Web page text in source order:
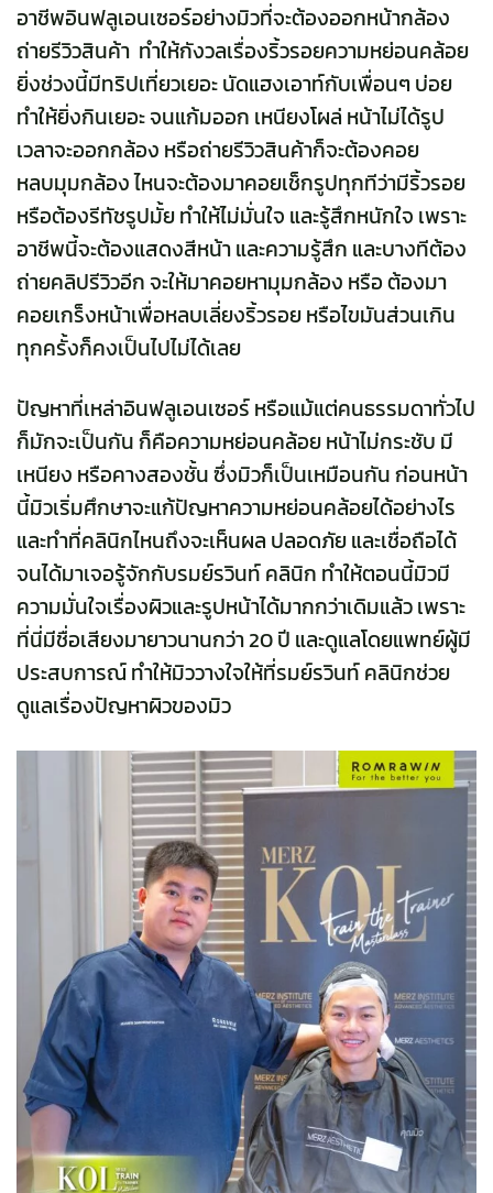
อาชีพอินฟลูเอนเซอร์อย่างมิวที่จะต้องออกหน้ากล้อง
ถ่ายรีวิวสินค้า ทำให้กังวลเรื่องริ้วรอยความหย่อนคล้อย
ยิ่งช่วงนี้มีทริปเที่ยวเยอะ นัดแฮงเอาท์กับเพื่อนๆ บ่อย
ทำให้ยิ่งกินเยอะ จนแก้มออก เหนียงโผล่ หน้าไม่ได้รูป
เวลาจะออกกล้อง หรือถ่ายรีวิวสินค้าก็จะต้องคอย
หลบมุมกล้อง ไหนจะต้องมาคอยเช็กรูปทุกทีว่ามีริ้วรอย
หรือต้องรีทัชรูปมั้ย ทำให้ไม่มั่นใจ และรู้สึกหนักใจ เพราะ
อาชีพนี้จะต้องแสดงสีหน้า และความรู้สึก และบางทีต้อง
ถ่ายคลิปรีวิวอีก จะให้มาคอยหามุมกล้อง หรือ ต้องมา
คอยเกร็งหน้าเพื่อหลบเลี่ยงริ้วรอย หรือไขมันส่วนเกิน
ทุกครั้งก็คงเป็นไปไม่ได้เลย
ปัญหาที่เหล่าอินฟลูเอนเซอร์ หรือแม้แต่คนธรรมดาทั่วไป
ก็มักจะเป็นกัน ก็คือความหย่อนคล้อย หน้าไม่กระชับ มี
เหนียง หรือคางสองชั้น ซึ่งมิวก็เป็นเหมือนกัน ก่อนหน้า
นี้มิวเริ่มศึกษาจะแก้ปัญหาความหย่อนคล้อยได้อย่างไร
และทำที่คลินิกไหนถึงจะเห็นผล ปลอดภัย และเชื่อถือได้
จนได้มาเจอรู้จักกับรมย์รวินท์ คลินิก ทำให้ตอนนี้มิวมี
ความมั่นใจเรื่องผิวและรูปหน้าได้มากกว่าเดิมแล้ว เพราะ
ที่นี่มีชื่อเสียงมายาวนานกว่า 20 ปี และดูแลโดยแพทย์ผู้มี
ประสบการณ์ ทำให้มิววางใจให้ที่รมย์รวินท์ คลินิกช่วย
ดูแลเรื่องปัญหาผิวของมิว